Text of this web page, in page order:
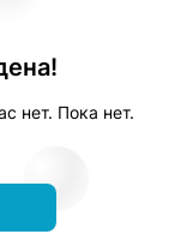
нет. Пока нет.